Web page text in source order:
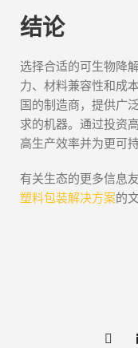
结论
选择合适的可生物降
力、材料兼容性和成
国的制造商，提供广
求的机器。通过投资
高生产效率并为更可
有关生态的更多信息
塑料包装解决方案的